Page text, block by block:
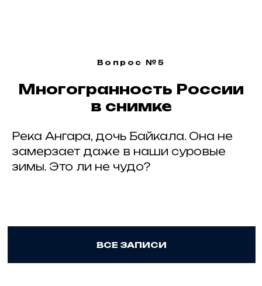
Вопрос №5
Многогранность России
в снимке
Река Ангара, дочь Байкала. Она не
замерзает даже в наши суровые
зимы. Это ли не чудо?
Организатор: ИП Гражданкина А.А.
ОГРНИП: 316 547 600 088 950
Политика конфенденциальности
Правила и требования конкурса
Проект Анны Гражданкиной